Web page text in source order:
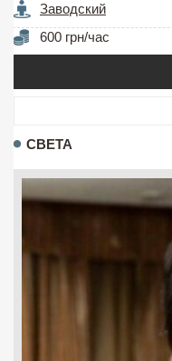
Заводский
600 грн/час
СВЕТА